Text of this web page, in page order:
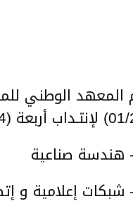
المعهد الوطني
حسب الإختصاصات التالية :
صناعية
إعلامية و